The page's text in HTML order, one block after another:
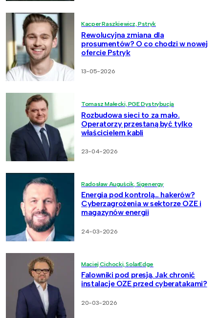
Kacper Raszkiewicz, Pstryk
Rewolucyjna zmiana dla
prosumentów? O co chodzi w nowej
ofercie Pstryk
13-05-2026
Tomasz Małecki, PGE Dystrybucja
Rozbudowa sieci to za mało.
Operatorzy przestaną być tylko
właścicielem kabli
23-04-2026
Radosław Auguścik, Sigenergy
Energia pod kontrolą… hakerów?
Cyberzagrożenia w sektorze OZE i
magazynów energii
24-03-2026
Maciej Cichocki, SolarEdge
Falowniki pod presją. Jak chronić
instalacje OZE przed cyberatakami?
20-03-2026